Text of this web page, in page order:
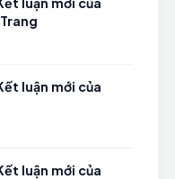
luận mới của
luận mới của